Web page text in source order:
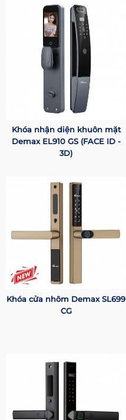
Khóa nhận diện khuôn mặt
Demax EL910 GS (FACE ID -
3D)
Khóa cửa nhôm Demax SL699
CG